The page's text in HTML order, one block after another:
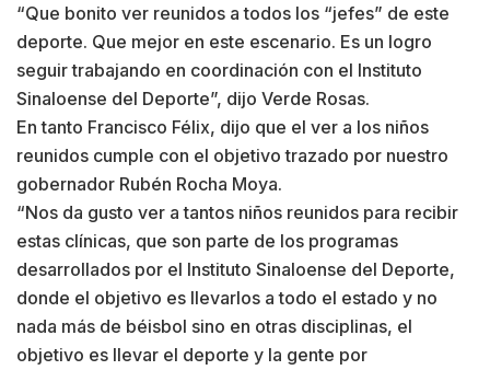
“Que bonito ver reunidos a todos los “jefes” de este
deporte. Que mejor en este escenario. Es un logro
seguir trabajando en coordinación con el Instituto
Sinaloense del Deporte”, dijo Verde Rosas.
En tanto Francisco Félix, dijo que el ver a los niños
reunidos cumple con el objetivo trazado por nuestro
gobernador Rubén Rocha Moya.
“Nos da gusto ver a tantos niños reunidos para recibir
estas clínicas, que son parte de los programas
desarrollados por el Instituto Sinaloense del Deporte,
donde el objetivo es llevarlos a todo el estado y no
nada más de béisbol sino en otras disciplinas, el
objetivo es llevar el deporte y la gente por